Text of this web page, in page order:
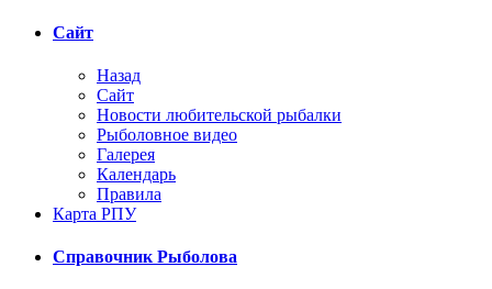
Сайт
Назад
Сайт
Новости любительской рыбалки
Рыболовное видео
Галерея
Календарь
Правила
Карта РПУ
Справочник Рыболова